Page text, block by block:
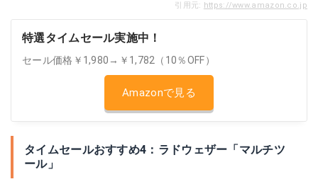
引用元: https://www.amazon.co.jp
特選タイムセール実施中！
セール価格￥1,980→￥1,782（10％OFF）
Amazonで見る
タイムセールおすすめ4：ラドウェザー「マルチツ
ール」